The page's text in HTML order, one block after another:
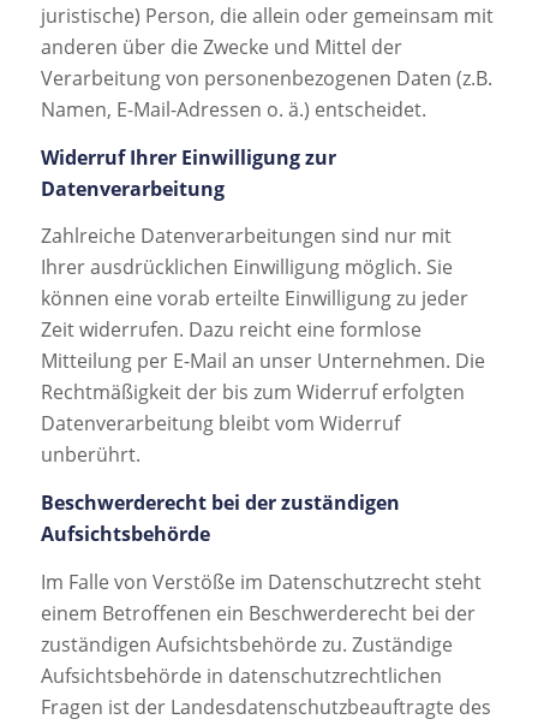
juristische) Person, die allein oder gemeinsam mit
anderen über die Zwecke und Mittel der
Verarbeitung von personenbezogenen Daten (z.B.
Namen, E-Mail-Adressen o. ä.) entscheidet.
Widerruf Ihrer Einwilligung zur
Datenverarbeitung
Zahlreiche Datenverarbeitungen sind nur mit
Ihrer ausdrücklichen Einwilligung möglich. Sie
können eine vorab erteilte Einwilligung zu jeder
Zeit widerrufen. Dazu reicht eine formlose
Mitteilung per E-Mail an unser Unternehmen. Die
Rechtmäßigkeit der bis zum Widerruf erfolgten
Datenverarbeitung bleibt vom Widerruf
unberührt.
Beschwerderecht bei der zuständigen
Aufsichtsbehörde
Im Falle von Verstöße im Datenschutzrecht steht
einem Betroffenen ein Beschwerderecht bei der
zuständigen Aufsichtsbehörde zu. Zuständige
Aufsichtsbehörde in datenschutzrechtlichen
Fragen ist der Landesdatenschutzbeauftragte des